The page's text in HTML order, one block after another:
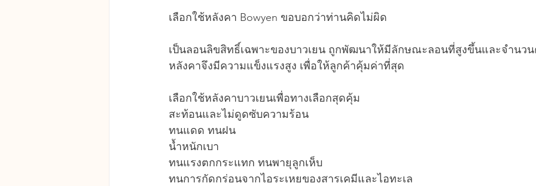
เลือกใช้หลังคา Bowyen ขอบอกว่าท่านคิดไม่ผิด
เป็นลอนลิขสิทธิ์เฉพาะของบาวเยน ถูกพัฒนาให้มีลักษณะลอนที่สูงขึ้นและจำนว
หลังคาจึงมีความแข็งแรงสูง เพื่อให้ลูกค้าคุ้มค่าที่สุด
เลือกใช้หลังคาบาวเยนเพื่อทางเลือกสุดคุ้ม
สะท้อนและไม่ดูดซับความร้อน
ทนแดด ทนฝน
น้ำหนักเบา
ทนแรงตกกระแทก ทนพายุลูกเห็บ
ทนการกัดกร่อนจากไอระเหยของสารเคมีและไอทะเล